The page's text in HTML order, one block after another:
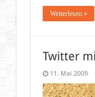
Weiterlesen »
Twitter
11. Mai 2009